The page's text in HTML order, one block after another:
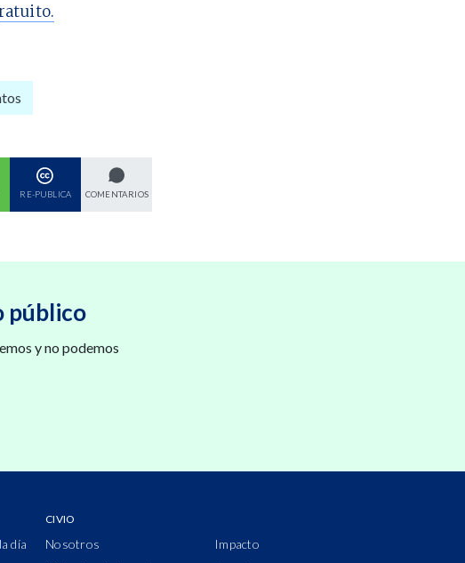
EN
RE-PUBLICA COMENTARIOS
público
y no podemos
día
CIVIO
Nosotros
Impacto